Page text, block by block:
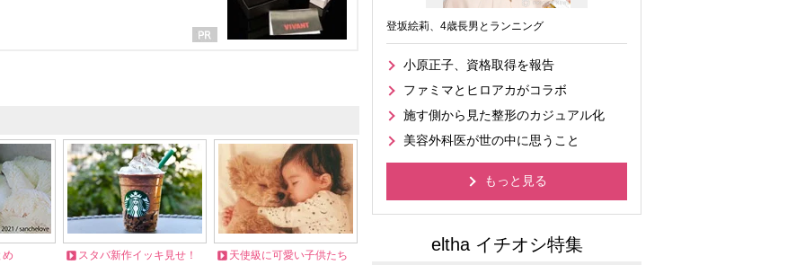
め スタバ新作イッキ見せ！ 天使級に可愛い子供たち
登坂絵莉、4歳長男とランニング
小原正子、資格取得を報告
ファミマとヒロアカがコラボ
施す側から見た整形のカジュアル化
美容外科医が世の中に思うこと
もっと見る